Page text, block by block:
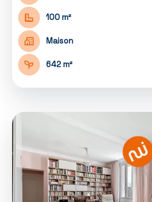
100 m²
Maison
642 m²